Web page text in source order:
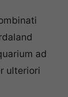
ad
ulteriori